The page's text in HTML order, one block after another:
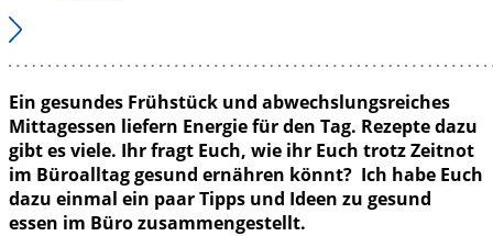
Ein gesundes Frühstück und abwechslungsreiches
Mittagessen liefern Energie für den Tag. Rezepte dazu
gibt es viele. Ihr fragt Euch, wie ihr Euch trotz Zeitnot
im Büroalltag gesund ernähren könnt? Ich habe Euch
dazu einmal ein paar Tipps und Ideen zu gesund
essen im Büro zusammengestellt.